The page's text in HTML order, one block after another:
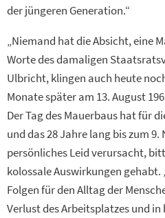
der jüngeren Generation.“
„Niemand hat die Absicht, eine
Worte des damaligen
Ulbricht, klingen auch heute
Monate später am 13. August
Der Tag des Mauerbaus hat für
und das 28 Jahre lang bis zum 9.
persönliches Leid verursacht,
kolossale Auswirkungen gehabt.
Folgen für den Alltag der
Verlust des Arbeitsplatzes und in